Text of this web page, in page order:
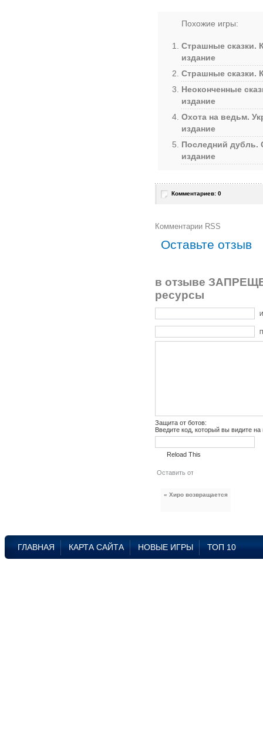
Похожие игры:
Страшные сказки.
издание
Страшные сказки.
Неоконченные
издание
Охота на ведьм.
издание
Последний дубль.
издание
Комментариев: 0
Комментарии RSS
Оставьте отзыв
в отзыве
ресурсы
Защита от ботов:
Введите код, который вы видите
Reload This
« Хиро возвращается
ГЛАВНАЯ КАРТА САЙТА НОВЫЕ ИГРЫ ТОП 10